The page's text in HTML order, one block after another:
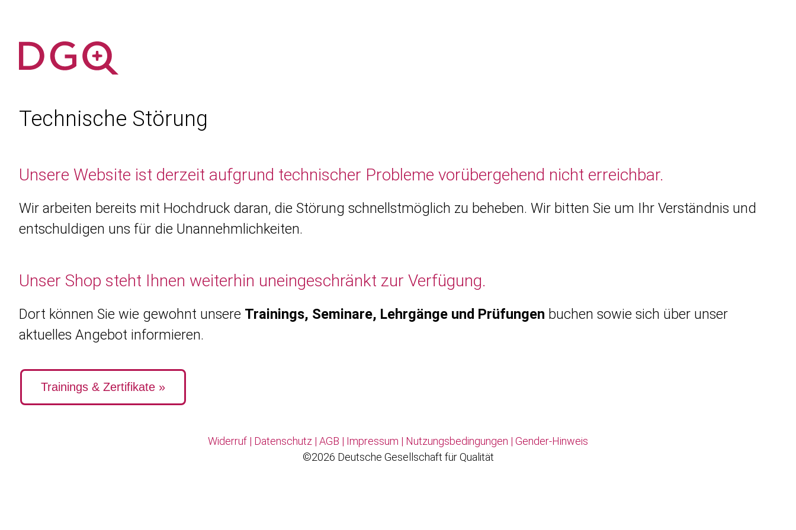
Technische Störung
Unsere Website ist derzeit aufgrund technischer Probleme vorübergehend nicht erreichbar.
Wir arbeiten bereits mit Hochdruck daran, die Störung schnellstmöglich zu beheben. Wir bitten Sie um Ihr Verständnis und
entschuldigen uns für die Unannehmlichkeiten.
Unser Shop steht Ihnen weiterhin uneingeschränkt zur Verfügung.
Dort können Sie wie gewohnt unsere Trainings, Seminare, Lehrgänge und Prüfungen buchen sowie sich über unser
aktuelles Angebot informieren.
Trainings & Zertifikate »
Widerruf | Datenschutz | AGB | Impressum | Nutzungsbedingungen | Gender-Hinweis
©2026 Deutsche Gesellschaft für Qualität